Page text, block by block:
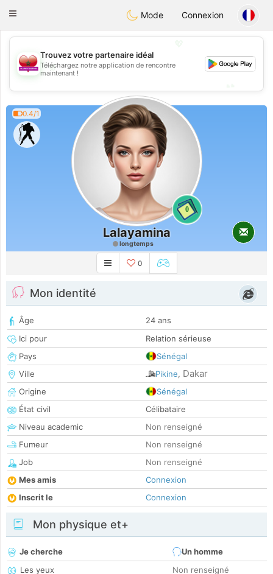
Maroc Dating
Toggle
Mode Connexion
💖
💕
Trouvez votre partenaire idéal
Téléchargez notre application de rencontre
maintenant !
0.4/1
0
Lalayamina
longtemps
0
Mon identité
Âge
24 ans
Ici pour
Relation sérieuse
Pays
Sénégal
Ville
Pikine, Dakar
Origine
Sénégal
État civil
Célibataire
Niveau academic
Non renseigné
Fumeur
Non renseigné
Job
Non renseigné
Mes amis
Connexion
Inscrit le
Connexion
Mon physique et+
Je cherche
Un homme
Les yeux
Non renseigné